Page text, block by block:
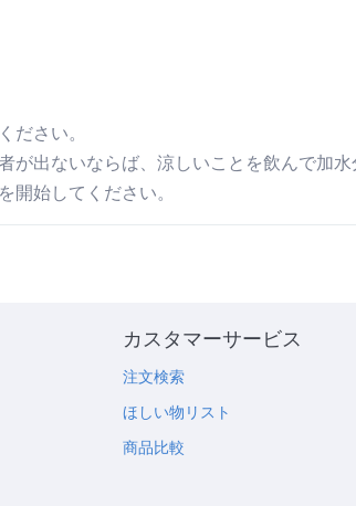
ださい。
が出ないならば、涼しいことを飲んで加
開始してください。
カスタマーサービス
注文検索
ほしい物リスト
商品比較